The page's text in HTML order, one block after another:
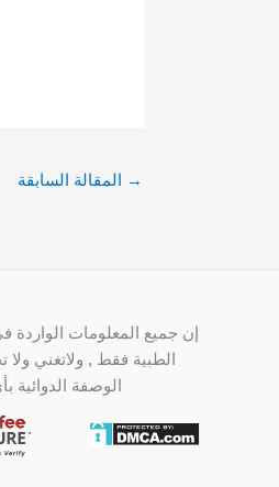
→ المقالة السابقة
إن جميع المعلومات الواردة
الطبية فقط , ولاتغني ولا
الوصفة